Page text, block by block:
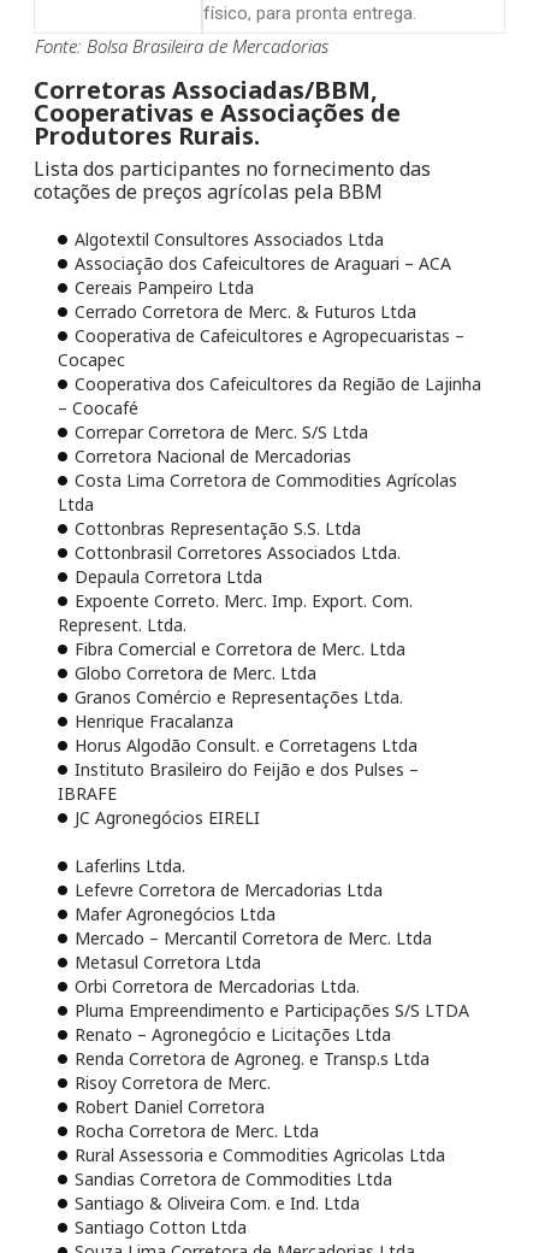
físico, para pronta entrega.
Fonte: Bolsa Brasileira de Mercadorias
Corretoras Associadas/BBM,
Cooperativas e Associações de
Produtores Rurais.
Lista dos participantes no fornecimento das
cotações de preços agrícolas pela BBM
Algotextil Consultores Associados Ltda
Associação dos Cafeicultores de Araguari – ACA
Cereais Pampeiro Ltda
Cerrado Corretora de Merc. & Futuros Ltda
Cooperativa de Cafeicultores e Agropecuaristas –
Cocapec
Cooperativa dos Cafeicultores da Região de Lajinha
– Coocafé
Correpar Corretora de Merc. S/S Ltda
Corretora Nacional de Mercadorias
Costa Lima Corretora de Commodities Agrícolas
Ltda
Cottonbras Representação S.S. Ltda
Cottonbrasil Corretores Associados Ltda.
Depaula Corretora Ltda
Expoente Correto. Merc. Imp. Export. Com.
Represent. Ltda.
Fibra Comercial e Corretora de Merc. Ltda
Globo Corretora de Merc. Ltda
Granos Comércio e Representações Ltda.
Henrique Fracalanza
Horus Algodão Consult. e Corretagens Ltda
Instituto Brasileiro do Feijão e dos Pulses –
IBRAFE
JC Agronegócios EIRELI
Laferlins Ltda.
Lefevre Corretora de Mercadorias Ltda
Mafer Agronegócios Ltda
Mercado – Mercantil Corretora de Merc. Ltda
Metasul Corretora Ltda
Orbi Corretora de Mercadorias Ltda.
Pluma Empreendimento e Participações S/S LTDA
Renato – Agronegócio e Licitações Ltda
Renda Corretora de Agroneg. e Transp.s Ltda
Risoy Corretora de Merc.
Robert Daniel Corretora
Rocha Corretora de Merc. Ltda
Rural Assessoria e Commodities Agricolas Ltda
Sandias Corretora de Commodities Ltda
Santiago & Oliveira Com. e Ind. Ltda
Santiago Cotton Ltda